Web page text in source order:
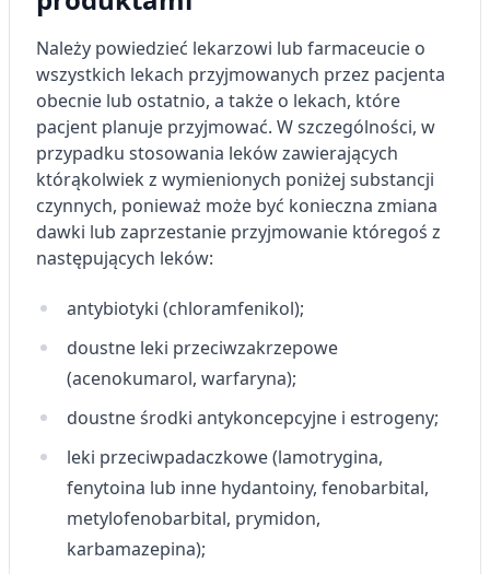
Należy powiedzieć lekarzowi lub farmaceucie o
wszystkich lekach przyjmowanych przez pacjenta
obecnie lub ostatnio, a także o lekach, które
pacjent planuje przyjmować. W szczególności, w
przypadku stosowania leków zawierających
którąkolwiek z wymienionych poniżej substancji
czynnych, ponieważ może być konieczna zmiana
dawki lub zaprzestanie przyjmowanie któregoś z
następujących leków:
antybiotyki (chloramfenikol);
doustne leki przeciwzakrzepowe
(acenokumarol, warfaryna);
doustne środki antykoncepcyjne i estrogeny;
leki przeciwpadaczkowe (lamotrygina,
fenytoina lub inne hydantoiny, fenobarbital,
metylofenobarbital, prymidon,
karbamazepina);
wyboru reklam
Tworzenie profili w celu
spersonalizowanych reklam
Wykorzystanie profili do wyboru
spersonalizowanych reklam
Tworzenie profili w celu personalizacji treści
Wykorzystywanie profili w celu doboru
spersonalizowanych treści
Pomiar efektywności reklam
Pomiar efektywności treści
Rozumienie odbiorców dzięki statystyce lub
kombinacji danych z różnych źródeł
Rozwój i ulepszanie usług
Wykorzystywanie ograniczonych danych do
wyboru treści
Funkcje specjalne IAB: